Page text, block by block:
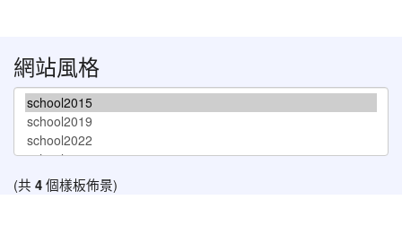
網站風格
(共 4個樣板佈景)